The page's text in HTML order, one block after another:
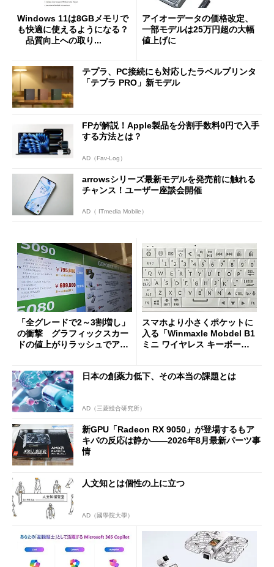
Windows 11は8GBメモリで
も快適に使えるようになる？
品質向上への取り...
アイオーデータの価格改定、
一部モデルは25万円超の大幅
値上げに
テプラ、PC接続にも対応したラベルプリンタ
「テプラ PRO」新モデル
FPが解説！Apple製品を分割手数料0円で入手
する方法とは？
AD（Fav-Log）
arrowsシリーズ最新モデルを発売前に触れる
チャンス！ユーザー座談会開催
AD（ ITmedia Mobile）
「全グレードで2～3割増し」
の衝撃 グラフィックスカー
ドの値上がりラッシュでアキ
スマホより小さくポケットに
入る「Winmaxle Mobdel B1
ミニ ワイヤレス キーボー
日本の創薬力低下、その本当の課題とは
AD（三菱総合研究所）
新GPU「Radeon RX 9050」が登場するもア
キバの反応は静か――2026年8月最新パーツ事
情
人文知とは個性の上に立つ
AD（國學院大學）